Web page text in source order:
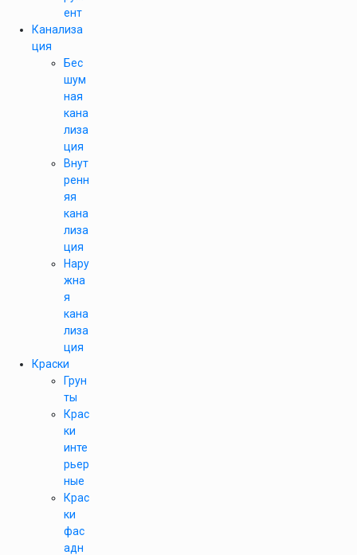
ент
Канализа
ция
Бес
шум
ная
кана
лиза
ция
Внут
ренн
яя
кана
лиза
ция
Нару
жна
я
кана
лиза
ция
Краски
Грун
ты
Крас
ки
инте
рьер
ные
Крас
ки
фас
адн